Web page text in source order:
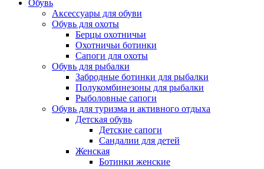
Обувь
Аксессуары для обуви
Обувь для охоты
Берцы охотничьи
Охотничьи ботинки
Сапоги для охоты
Обувь для рыбалки
Забродные ботинки для рыбалки
Полукомбинезоны для рыбалки
Рыболовные сапоги
Обувь для туризма и активного отдыха
Детская обувь
Детские сапоги
Сандалии для детей
Женская
Ботинки женские